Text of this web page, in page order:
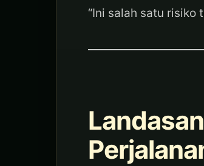
“Ini salah satu risiko